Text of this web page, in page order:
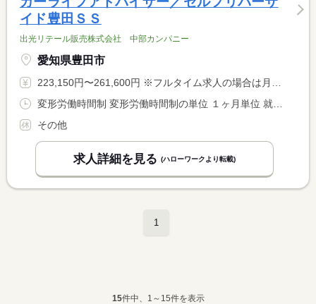
イド豊田ＳＳ
出光リテール販売株式会社 中部カンパニー
愛知県豊田市
223,150円〜261,600円 ※フルタイム求人の場合は月額（換算額）、パート求人の場合は時間額を表示しています。
その他
求人詳細を見る (ハローワークより転載)
1
15件中、1～15件を表示